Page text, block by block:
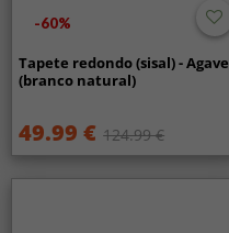
-60%
Tapete redondo (sisal) - Agave
(branco natural)
49.99 € 124.99 €